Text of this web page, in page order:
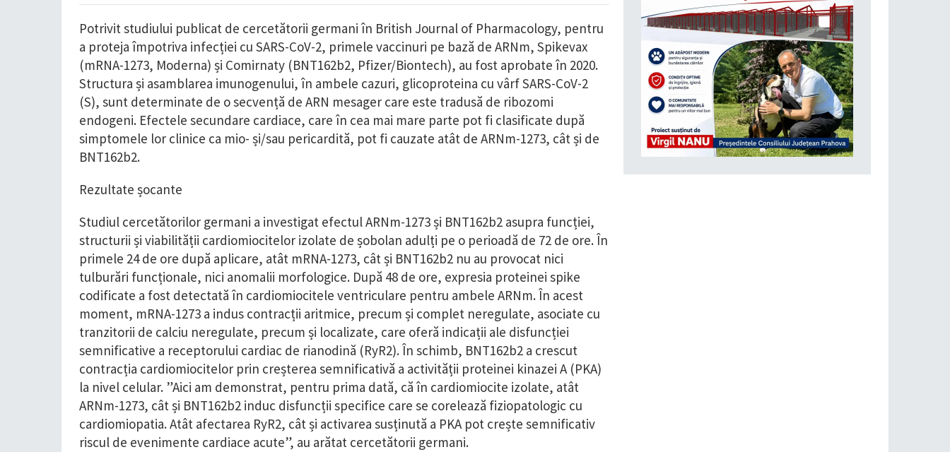
Potrivit studiului publicat de cercetătorii germani în British Journal of Pharmacology, pentru
a proteja împotriva infecției cu SARS-CoV-2, primele vaccinuri pe bază de ARNm, Spikevax
(mRNA-1273, Moderna) și Comirnaty (BNT162b2, Pfizer/Biontech), au fost aprobate în 2020.
Structura și asamblarea imunogenului, în ambele cazuri, glicoproteina cu vârf SARS-CoV-2
(S), sunt determinate de o secvență de ARN mesager care este tradusă de ribozomi
endogeni. Efectele secundare cardiace, care în cea mai mare parte pot fi clasificate după
simptomele lor clinice ca mio- și/sau pericardită, pot fi cauzate atât de ARNm-1273, cât și de
BNT162b2.
Rezultate șocante
Studiul cercetătorilor germani a investigat efectul ARNm-1273 și BNT162b2 asupra funcției,
structurii și viabilității cardiomiocitelor izolate de șobolan adulți pe o perioadă de 72 de ore. În
primele 24 de ore după aplicare, atât mRNA-1273, cât și BNT162b2 nu au provocat nici
tulburări funcționale, nici anomalii morfologice. După 48 de ore, expresia proteinei spike
codificate a fost detectată în cardiomiocitele ventriculare pentru ambele ARNm. În acest
moment, mRNA-1273 a indus contracții aritmice, precum și complet neregulate, asociate cu
tranzitorii de calciu neregulate, precum și localizate, care oferă indicații ale disfuncției
semnificative a receptorului cardiac de rianodină (RyR2). În schimb, BNT162b2 a crescut
contracția cardiomiocitelor prin creșterea semnificativă a activității proteinei kinazei A (PKA)
la nivel celular. ”Aici am demonstrat, pentru prima dată, că în cardiomiocite izolate, atât
ARNm-1273, cât și BNT162b2 induc disfuncții specifice care se corelează fiziopatologic cu
cardiomiopatia. Atât afectarea RyR2, cât și activarea susținută a PKA pot crește semnificativ
riscul de evenimente cardiace acute”, au arătat cercetătorii germani.